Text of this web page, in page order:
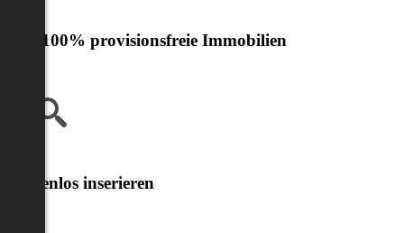
Nur 100% provisionsfreie Immobilien
Kostenlos inserieren